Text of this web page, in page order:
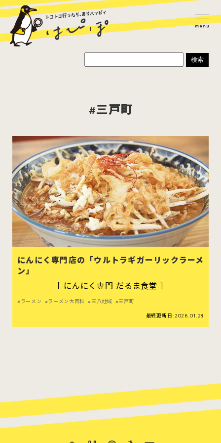
ラーメン カレー
パスタ 寿司
スイーツ ハンバーガー
すべてのカテゴリをみる
弘前市 黒石市
#三戸町
にんにく専門店の「ウルトラギガーリックラーメ
ン」
［ にんにく専門 だるま食堂 ］
ラーメン ラーメン大百科 三八地域 三戸町
最終更新日:2026.01.28